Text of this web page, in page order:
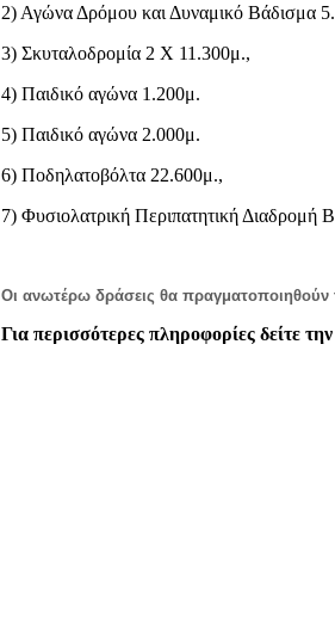
2) Αγώνα Δρόμου και Δυναμικό Βάδισμα
3) Σκυταλοδρομία 2 Χ 11.300μ.,
4) Παιδικό αγώνα 1.200μ.
5) Παιδικό αγώνα 2.000μ.
6) Ποδηλατοβόλτα 22.600μ.,
7) Φυσιολατρική Περιπατητική Διαδρομή
Οι ανωτέρω δράσεις θα πραγματοποιηθούν
Για περισσότερες πληροφορίες δείτε την